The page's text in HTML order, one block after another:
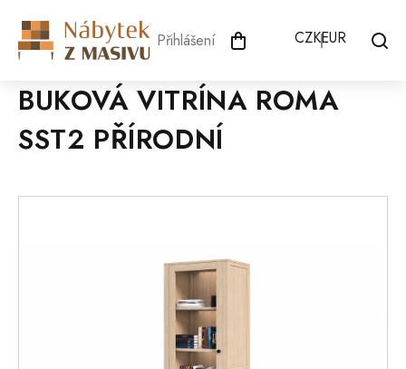
obsah
Přihlášení CZKEUR
BUKOVÁ VITRÍNA ROMA
SST2 PŘÍRODNÍ